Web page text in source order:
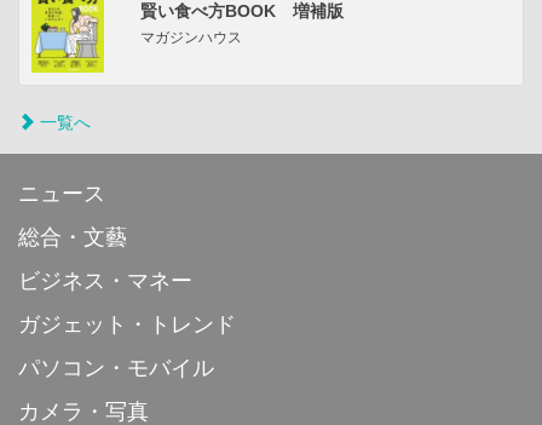
賢い食べ方BOOK 増補版
マガジンハウス
一覧へ
ニュース
総合・文藝
ビジネス・マネー
ガジェット・トレンド
パソコン・モバイル
カメラ・写真